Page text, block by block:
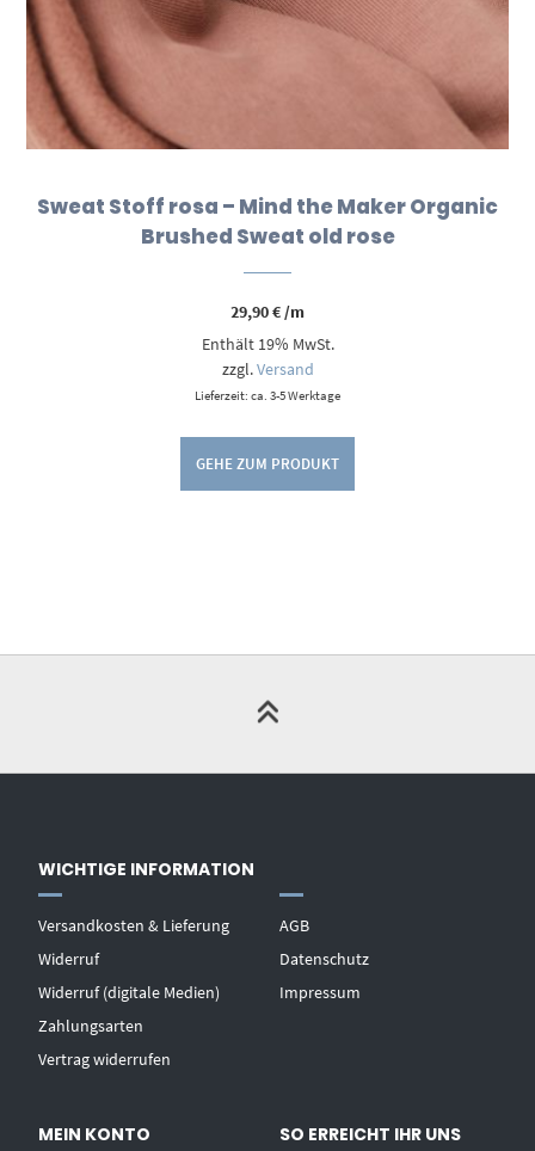
Sweat Stoff rosa – Mind the Maker Organic
Brushed Sweat old rose
29,90€/m
Enthält 19% MwSt.
zzgl.Versand
Lieferzeit: ca. 3-5 Werktage
GEHE ZUM PRODUKT
WICHTIGE INFORMATION
Versandkosten & Lieferung
Widerruf
Widerruf (digitale Medien)
Zahlungsarten
Vertrag widerrufen
AGB
Datenschutz
Impressum
MEIN KONTO SO ERREICHT IHR UNS